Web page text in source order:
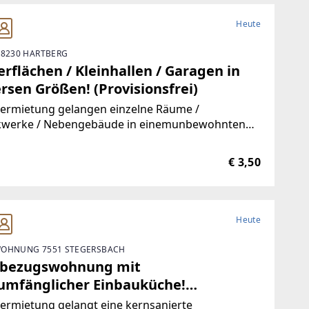
Heute
HARTBERG
/ Kleinhallen / Garagen in
Größen! (Provisionsfrei)
gelangen einzelne Räume /
/ Nebengebäude in einemunbewohnten
stehen Ihnen Größen vonca. 10 m² bis
€ 3,50
Heute
7551 STEGERSBACH
mit
Einbauküche!
gelangt eine kernsanierte